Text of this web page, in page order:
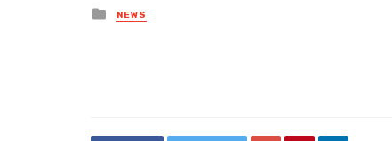
Posted
in
NEWS